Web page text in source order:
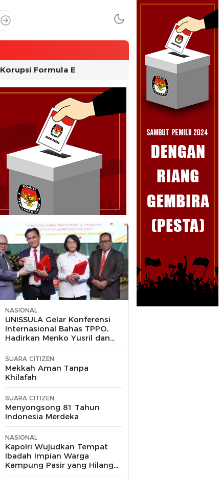
Korupsi Formula E
NASIONAL
UNISSULA Gelar Konferensi
Internasional Bahas TPPO,
Hadirkan Menko Yusril dan
Wakapolri
SUARA CITIZEN
Mekkah Aman Tanpa
Khilafah
SUARA CITIZEN
Menyongsong 81 Tahun
Indonesia Merdeka
NASIONAL
Kapolri Wujudkan Tempat
Ibadah Impian Warga
Kampung Pasir yang Hilang
Selama 10 Tahun